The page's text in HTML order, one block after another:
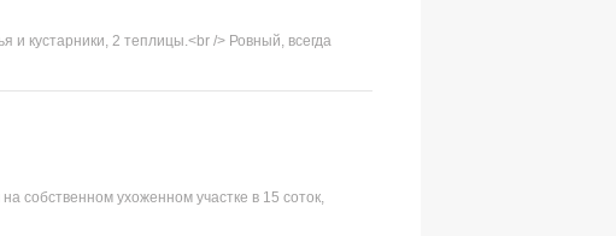
и кустарники, 2 теплицы.<br /> Ровный, всегда
собственном ухоженном участке в 15 соток,